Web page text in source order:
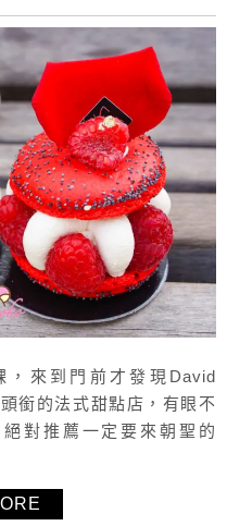
，來到門前才發現David
銜的法式甜點店，有眼不
對推薦一定要來朝聖的
常溫蛋糕、餅乾到棉花糖
嚐了兩顆冷藏法式甜點與